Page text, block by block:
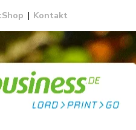
| Kontakt